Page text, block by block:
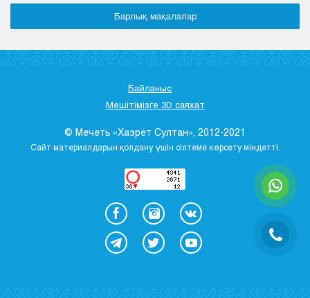
Барлық мақалалар
Байланыс
Мешітімізге 3D саяхат
© Мечеть «Хазрет Султан», 2012-2021
Сайт материалдарын қолдану үшін сілтеме көрсету міндетті.